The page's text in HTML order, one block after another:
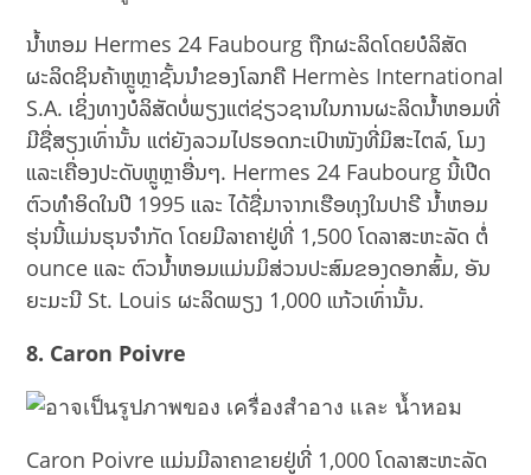
ນ້ຳຫອມ Hermes 24 Faubourg ຖືກຜະລິດໂດຍບໍລິສັດ
ຜະລິດຊິນຄ້າຫຼູຫຼາຊັ້ນນຳຂອງໂລກຄື Hermès International
S.A. ເຊິ່ງທາງບໍລິສັດບໍ່ພຽງແຕ່ຊ່ຽວຊານໃນການຜະລິດນໍ້າຫອມທີ່
ມີຊື່ສຽງເທົ່ານັ້ນ ແຕ່ຍັງລວມໄປຮອດກະເປົາໜັງທີ່ມິສະໄຕລ໌, ໂມງ
ແລະເຄື່ອງປະດັບຫຼູຫຼາອື່ນໆ. Hermes 24 Faubourg ນີ້ເປີດ
ຕົວທໍາອິດໃນປີ 1995 ແລະ ໄດ້ຊື່ມາຈາກເຮືອທຸງໃນປາຣີ ນ້ຳຫອມ
ຮຸ່ນນີ້ແມ່ນຮຸນຈຳກັດ ໂດຍມີລາຄາຢູ່ທີ່ 1,500 ໂດລາສະຫະລັດ ຕໍ່
ounce ແລະ ຕົວນ້ຳຫອມແມ່ນມິສ່ວນປະສົມຂອງດອກສົ້ມ, ອັນ
ຍະມະນີ St. Louis ຜະລິດພຽງ 1,000 ແກ້ວເທົ່ານັ້ນ.
8. Caron Poivre
Caron Poivre ແມ່ນມີລາຄາຂາຍຢູ່ທີ່ 1,000 ໂດລາສະຫະລັດ